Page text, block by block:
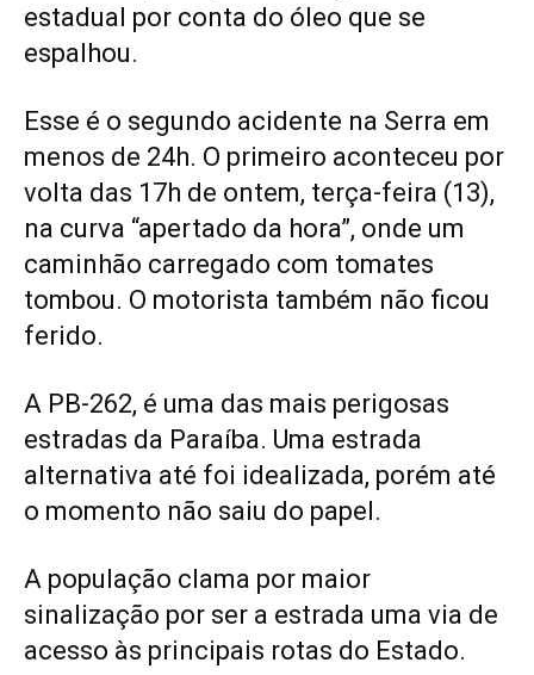
estadual por conta do óleo que se
espalhou.
Esse é o segundo acidente na Serra em
menos de 24h. O primeiro aconteceu por
volta das 17h de ontem, terça-feira (13),
na curva “apertado da hora”, onde um
caminhão carregado com tomates
tombou. O motorista também não ficou
ferido.
A PB-262, é uma das mais perigosas
estradas da Paraíba. Uma estrada
alternativa até foi idealizada, porém até
o momento não saiu do papel.
A população clama por maior
sinalização por ser a estrada uma via de
acesso às principais rotas do Estado.